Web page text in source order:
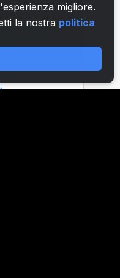
migliore.
la nostra politica